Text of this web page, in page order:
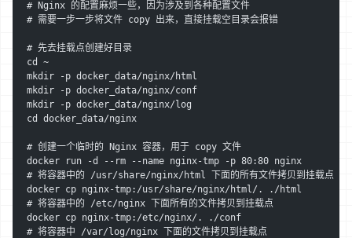
# Nginx 的配置麻烦一些，因为涉及到各种配置文件
# 需要一步一步将文件 copy 出来，直接挂载空目录会报错
# 先去挂载点创建好目录
cd ~
mkdir -p docker_data/nginx/html
mkdir -p docker_data/nginx/conf
mkdir -p docker_data/nginx/log
cd docker_data/nginx
# 创建一个临时的 Nginx 容器，用于 copy 文件
docker run -d --rm --name nginx-tmp -p 80:80 nginx
# 将容器中的 /usr/share/nginx/html 下面的所有文件拷贝到挂载点（
docker cp nginx-tmp:/usr/share/nginx/html/. ./html
# 将容器中的 /etc/nginx 下面所有的文件拷贝到挂载点
docker cp nginx-tmp:/etc/nginx/. ./conf
# 将容器中 /var/log/nginx 下面的文件拷贝到挂载点